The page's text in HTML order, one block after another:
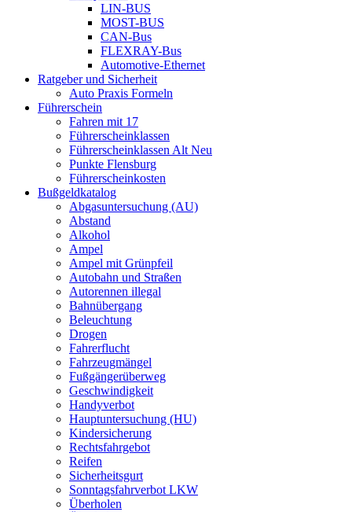
LIN-BUS
MOST-BUS
CAN-Bus
FLEXRAY-Bus
Automotive-Ethernet
Ratgeber und Sicherheit
Auto Praxis Formeln
Führerschein
Fahren mit 17
Führerscheinklassen
Führerscheinklassen Alt Neu
Punkte Flensburg
Führerscheinkosten
Bußgeldkatalog
Abgasuntersuchung (AU)
Abstand
Alkohol
Ampel
Ampel mit Grünpfeil
Autobahn und Straßen
Autorennen illegal
Bahnübergang
Beleuchtung
Drogen
Fahrerflucht
Fahrzeugmängel
Fußgängerüberweg
Geschwindigkeit
Handyverbot
Hauptuntersuchung (HU)
Kindersicherung
Rechtsfahrgebot
Reifen
Sicherheitsgurt
Sonntagsfahrverbot LKW
Überholen